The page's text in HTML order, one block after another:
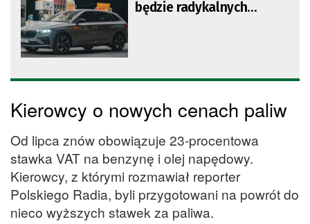
będzie radykalnych
Kierowcy o nowych cenach paliw
Od lipca znów obowiązuje 23-procentowa
stawka VAT na benzynę i olej napędowy.
Kierowcy, z którymi rozmawiał reporter
Polskiego Radia, byli przygotowani na powrót do
nieco wyższych stawek za paliwa.